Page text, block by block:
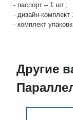
- паспорт – 1 шт.;
- дизайн-
- комплект
Другие